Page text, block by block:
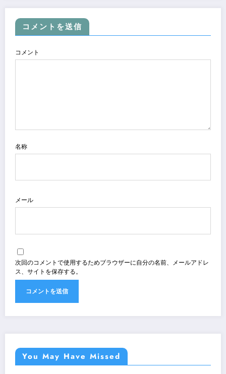
コメントを送信
コメント
名称
メール
次回のコメントで使用するためブラウザーに自分の名前、メールアドレ
ス、サイトを保存する。
You May Have Missed